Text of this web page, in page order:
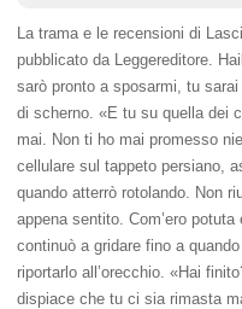
La trama e le recensioni di
pubblicato da Leggereditore.
sarò pronto a sposarmi, tu
di scherno. «E tu su quella dei
mai. Non ti ho mai promesso
cellulare sul tappeto persiano,
quando atterrò rotolando. Non
appena sentito. Com’ero
continuò a gridare fino a
riportarlo all’orecchio. «Hai
dispiace che tu ci sia rimasta